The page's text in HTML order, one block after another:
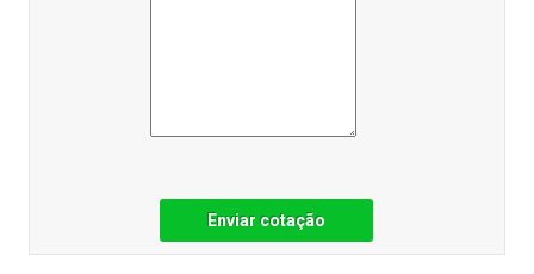
Enviar cotação